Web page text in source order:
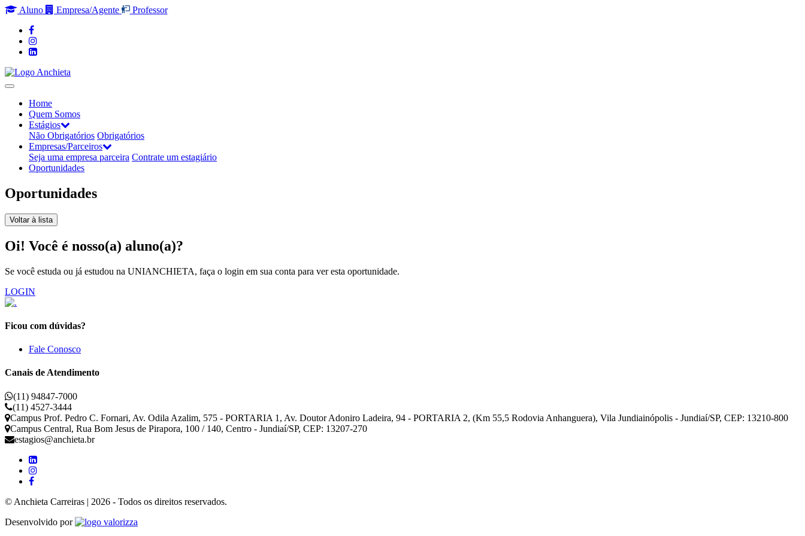
Aluno Empresa/Agente Professor
Home
Quem Somos
Estágios
Não Obrigatórios Obrigatórios
Empresas/Parceiros
Seja uma empresa parceira Contrate um estagiário
Oportunidades
Oportunidades
Voltar à lista
Oi! Você é nosso(a) aluno(a)?
Se você estuda ou já estudou na UNIANCHIETA, faça o login em sua conta para ver esta oportunidade.
LOGIN
Ficou com dúvidas?
Fale Conosco
Canais de Atendimento
(11) 94847-7000
(11) 4527-3444
Campus Prof. Pedro C. Fornari, Av. Odila Azalim, 575 - PORTARIA 1, Av. Doutor Adoniro Ladeira, 94 - PORTARIA 2, (Km 55,5 Rodovia Anhanguera), Vila Jundiainópolis - Jundiaí/SP, CEP: 13210-800
Campus Central, Rua Bom Jesus de Pirapora, 100 / 140, Centro - Jundiaí/SP, CEP: 13207-270
estagios@anchieta.br
© Anchieta Carreiras | 2026 - Todos os direitos reservados.
Desenvolvido por